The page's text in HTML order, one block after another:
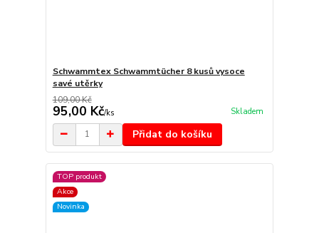
Schwammtex Schwammtücher 8 kusů vysoce
savé utěrky
109,00 Kč
95,00 Kč/ks Skladem
Přidat do košíku
TOP produkt
Akce
Novinka